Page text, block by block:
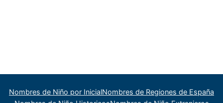
Nombres de Niño por InicialNombres de Regiones de España